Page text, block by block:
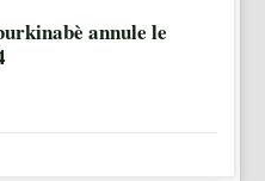
annule le